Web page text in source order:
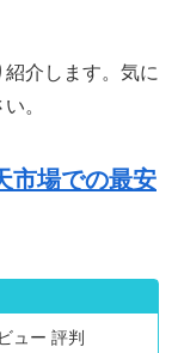
介します。気に
。
市場での最安
ュー 評判